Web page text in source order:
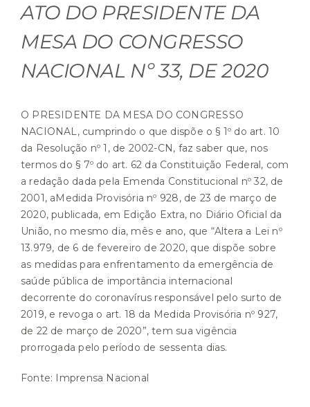
ATO DO PRESIDENTE DA
MESA DO CONGRESSO
NACIONAL Nº 33, DE 2020
O PRESIDENTE DA MESA DO CONGRESSO
NACIONAL, cumprindo o que dispõe o § 1º do art. 10
da Resolução nº 1, de 2002-CN, faz saber que, nos
termos do § 7º do art. 62 da Constituição Federal, com
a redação dada pela Emenda Constitucional nº 32, de
2001, aMedida Provisória nº 928, de 23 de março de
2020, publicada, em Edição Extra, no Diário Oficial da
União, no mesmo dia, mês e ano, que “Altera a Lei nº
13.979, de 6 de fevereiro de 2020, que dispõe sobre
as medidas para enfrentamento da emergência de
saúde pública de importância internacional
decorrente do coronavírus responsável pelo surto de
2019, e revoga o art. 18 da Medida Provisória nº 927,
de 22 de março de 2020”, tem sua vigência
prorrogada pelo período de sessenta dias.
Fonte: Imprensa Nacional